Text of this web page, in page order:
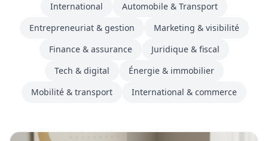
International
Automobile & Transport
Entrepreneuriat & gestion
Marketing & visibilité
Finance & assurance
Juridique & fiscal
Tech & digital
Énergie & immobilier
Mobilité & transport
International & commerce